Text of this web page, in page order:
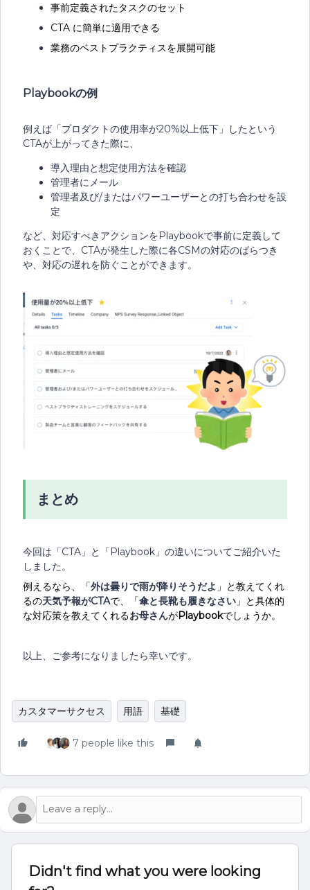
事前定義されたタスクのセット
CTA に簡単に適用できる
業務のベストプラクティスを展開可能
Playbookの例
例えば「プロダクトの使用率が20%以上低下」したという
CTAが上がってきた際に、
導入理由と想定使用方法を確認
管理者にメール
管理者及び/またはパワーユーザーとの打ち合わせを設
定
など、対応すべきアクションをPlaybookで事前に定義して
おくことで、CTAが発生した際に各CSMの対応のばらつき
や、対応の遅れを防ぐことができます。
まとめ
今回は「CTA」と「Playbook」の違いについてご紹介いた
しました。
例えるなら、「外は曇りで雨が降りそうだよ 」と教えてくれ
るの天気予報がCTAで、「傘と長靴も履きなさい 」と具体的
な対応策を教えてくれるお母さんがPlaybookでしょうか。
以上、ご参考になりましたら幸いです。
カスタマーサクセス 用語 基礎
7 people like this
Didn't find what you were looking